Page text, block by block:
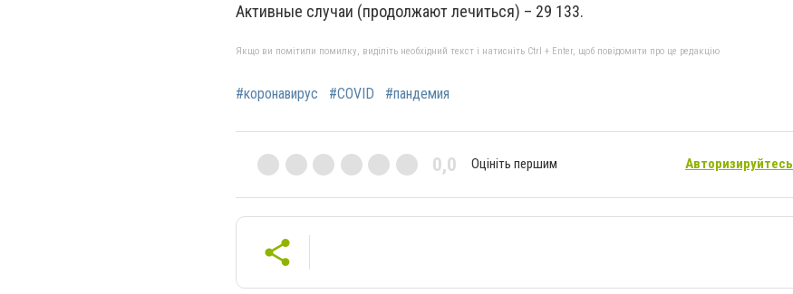
Активные случаи (продолжают лечиться) – 29 133.
Якщо ви помітили помилку, виділіть необхідний текст і натисніть Ctrl + Enter, щоб повідомити про це редакцію
#коронавирус #COVID #пандемия
0,0 Оцініть першим Авторизируйтесь